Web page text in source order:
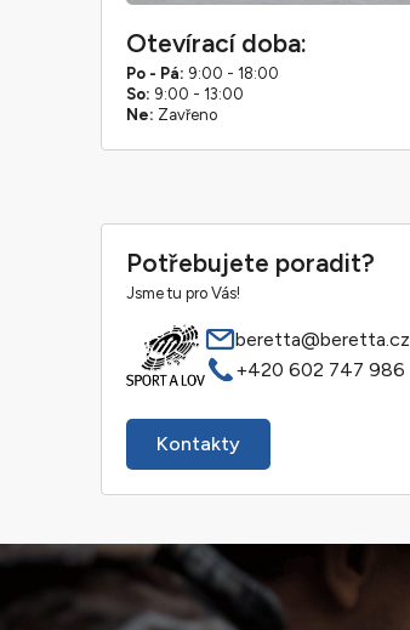
Otevírací doba:
Po - Pá: 9:00 - 18:00
So: 9:00 - 13:00
Ne: Zavřeno
Potřebujete poradit?
Jsme tu pro Vás!
beretta@beretta.cz
+420 602 747 986
Kontakty